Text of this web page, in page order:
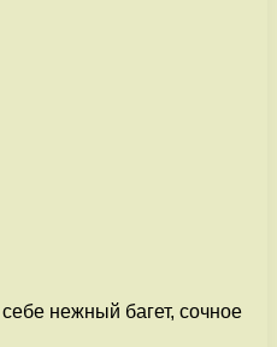
нежный багет, сочное